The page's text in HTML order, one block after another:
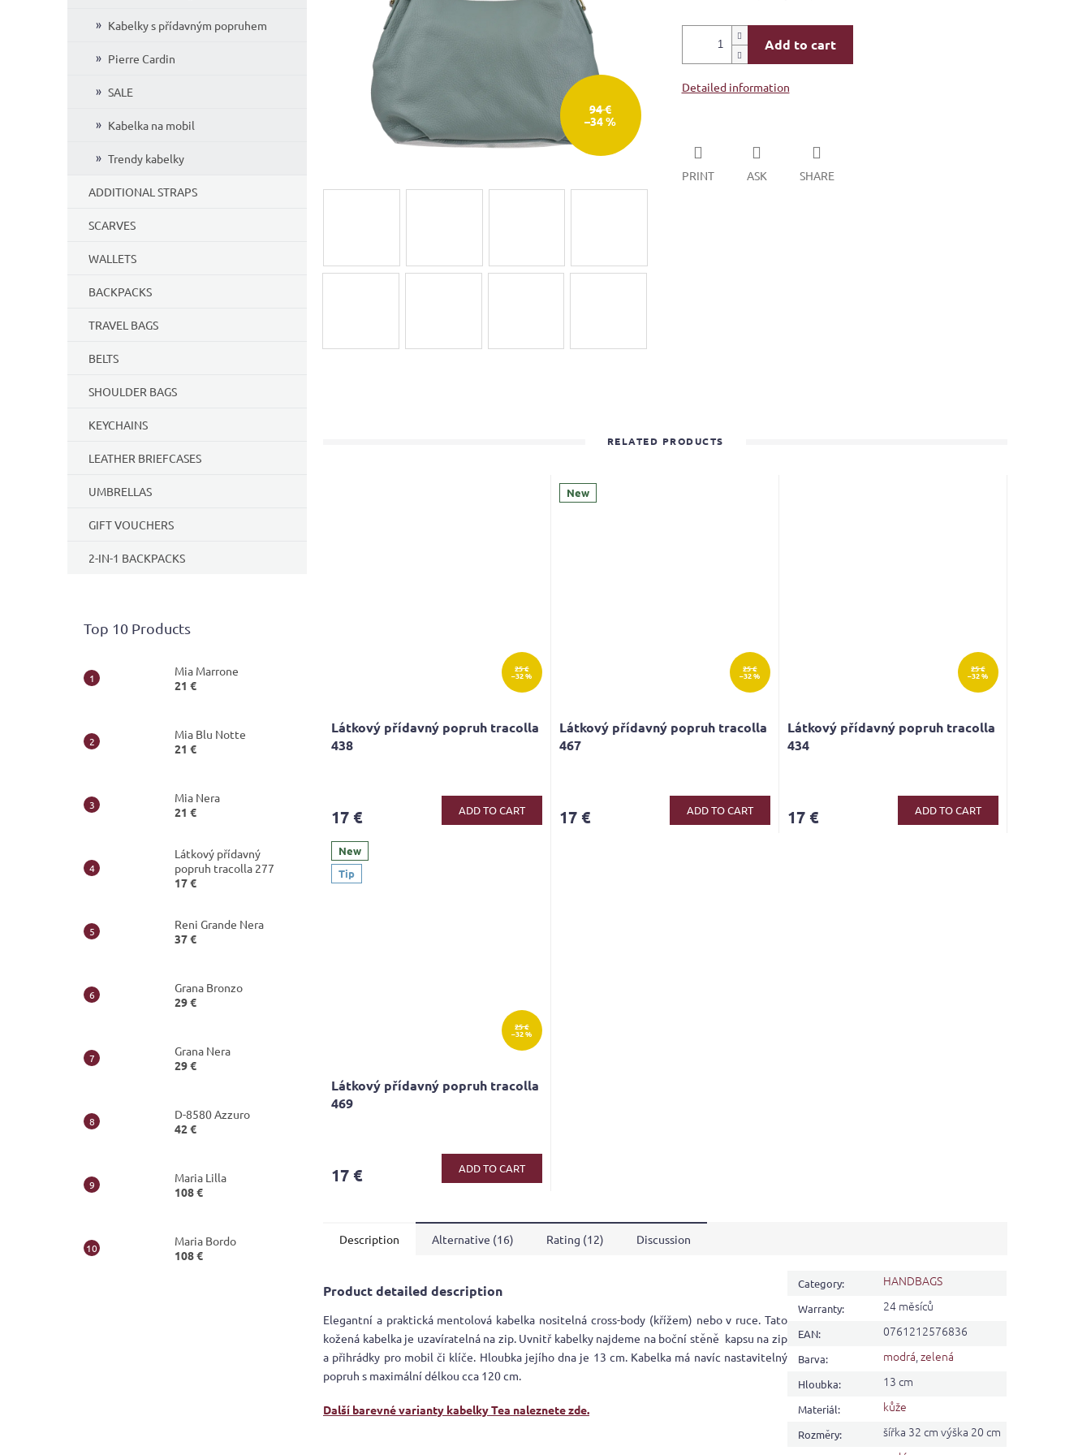
Kabelky s přídavným popruhem
Pierre Cardin
SALE
Kabelka na mobil
Trendy kabelky
ADDITIONAL STRAPS
SCARVES
WALLETS
BACKPACKS
TRAVEL BAGS
BELTS
SHOULDER BAGS
KEYCHAINS
LEATHER BRIEFCASES
UMBRELLAS
GIFT VOUCHERS
2-IN-1 BACKPACKS
Top 10 Products
Mia Marrone
21 €
Mia Blu Notte
21 €
Mia Nera
21 €
Látkový přídavný
popruh tracolla 277
17 €
Reni Grande Nera
37 €
Grana Bronzo
29 €
Grana Nera
29 €
D-8580 Azzuro
42 €
Maria Lilla
108 €
Maria Bordo
108 €
94 €
–34 %
Add to cart
Detailed information
PRINT ASK SHARE
RELATED PRODUCTS
25 €
–32 %
Látkový přídavný popruh tracolla
438
rating
5,0
out
of
17 € ADD TO CART
New
25 €
–32 %
Látkový přídavný popruh tracolla
467
17 € ADD TO CART
25 €
–32 %
Látkový přídavný popruh tracolla
434
17 € ADD TO CART
New
Tip
25 €
–32 %
Látkový přídavný popruh tracolla
469
rating
of
17 € ADD TO CART
Description Alternative (16) Rating (12) Discussion
Product detailed description
Elegantní a praktická mentolová kabelka nositelná cross-body (křížem) nebo v ruce. Tato
kožená kabelka je uzavíratelná na zip. Uvnitř kabelky najdeme na boční stěně kapsu na zip
a přihrádky pro mobil či klíče. Hloubka jejího dna je 13 cm. Kabelka má navíc nastavitelný
popruh s maximální délkou cca 120 cm.
Další barevné varianty kabelky Tea naleznete zde.
Category: HANDBAGS
Warranty: 24 měsíců
EAN: 0761212576836
Barva: modrá,zelená
Hloubka: 13 cm
Materiál: kůže
Rozměry: šířka 32 cm výška 20 cm